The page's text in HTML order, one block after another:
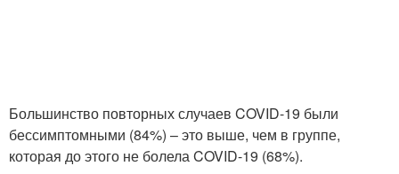
Большинство повторных случаев COVID-19 были
бессимптомными (84%) – это выше, чем в группе,
которая до этого не болела COVID-19 (68%).